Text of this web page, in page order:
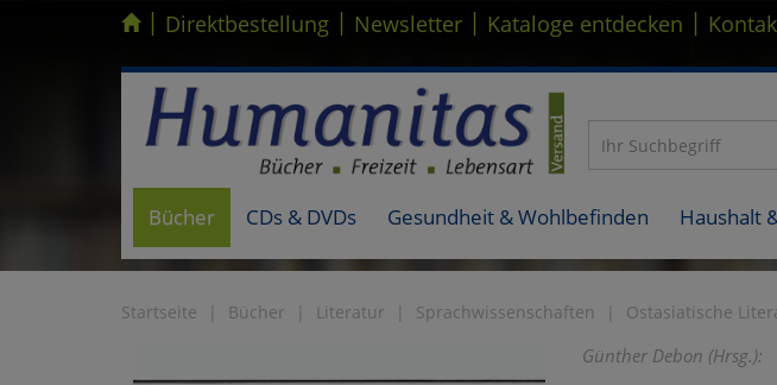
Kompletten Head der Seite überspringen
| Direktbestellung | Newsletter | Kataloge entdecken |
Bücher CDs & DVDs Gesundheit & Wohlbefinden Haushalt
Startseite Bücher Literatur Sprachwissenschaften Ostasiatische
Günther Debon (Hrsg.):